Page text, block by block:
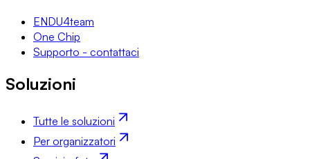
ENDU4team
One Chip
Supporto - contattaci
Soluzioni
Tutte le soluzioni
Per organizzatori